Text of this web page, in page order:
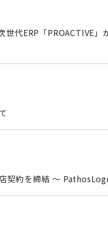
世代ERP「PROACTIVE
契約を締結 ～